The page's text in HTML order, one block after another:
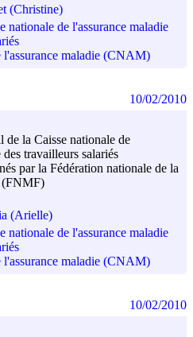
(Christine)
nationale de l'assurance maladie
l'assurance maladie (CNAM)
de la Caisse nationale de
travailleurs salariés
par la Fédération nationale de la
(FNMF)
(Arielle)
nationale de l'assurance maladie
l'assurance maladie (CNAM)
10/02/2010
10/02/2010